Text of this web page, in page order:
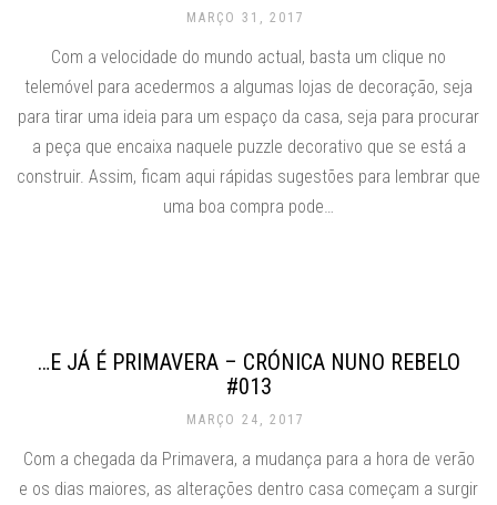
MARÇO 31, 2017
Com a velocidade do mundo actual, basta um clique no
telemóvel para acedermos a algumas lojas de decoração, seja
para tirar uma ideia para um espaço da casa, seja para procurar
a peça que encaixa naquele puzzle decorativo que se está a
construir. Assim, ficam aqui rápidas sugestões para lembrar que
uma boa compra pode…
…E JÁ É PRIMAVERA – CRÓNICA NUNO REBELO
#013
MARÇO 24, 2017
Com a chegada da Primavera, a mudança para a hora de verão
e os dias maiores, as alterações dentro casa começam a surgir